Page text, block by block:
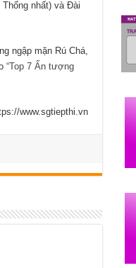
nhất) và Đài
ngập mặn Rú Chá,
“Top 7 Ấn tượng
www.sgtiepthi.vn